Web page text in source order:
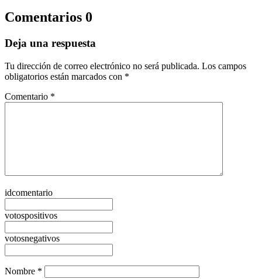
Comentarios 0
Deja una respuesta
Tu dirección de correo electrónico no será publicada. Los campos
obligatorios están marcados con *
Comentario *
idcomentario
votospositivos
votosnegativos
Nombre *